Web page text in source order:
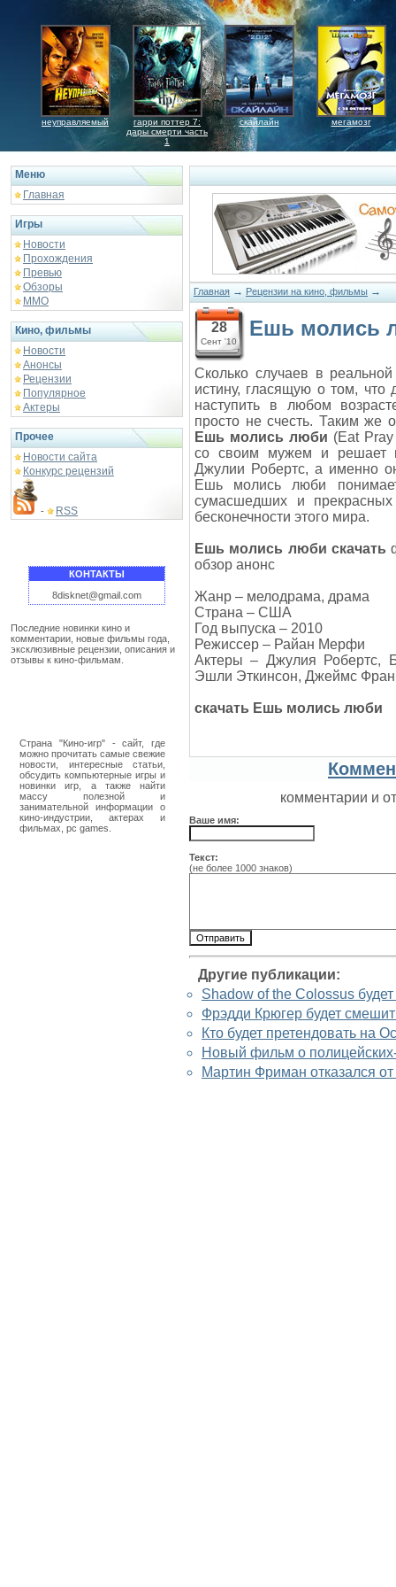
неуправляемый
гарри поттер 7:
дары смерти часть
1
скайлайн мегамозг
Меню
Главная
Игры
Новости
Прохождения
Превью
Обзоры
ММО
Кино, фильмы
Новости
Анонсы
Рецензии
Популярное
Актеры
Прочее
Новости сайта
Конкурс рецензий
- RSS
КОНТАКТЫ
8disknet@gmail.com
Последние новинки кино и
комментарии, новые фильмы года,
эксклюзивные рецензии, описания и
отзывы к кино-фильмам.
Страна "Кино-игр" - сайт, где
можно прочитать самые свежие
новости, интересные статьи,
обсудить компьютерные игры и
новинки игр, а также найти
массу полезной и
занимательной информации о
кино-индустрии, актерах и
фильмах, pc games.
Главная → Рецензии на кино, фильмы →
28
Сент '10
Ешь молись
Сколько случаев в
истину, гласящую о том,
наступить в любом
просто не счесть. Таким же
Ешь молись люби (Eat Pray
со своим мужем и решает
Джулии Робертс, а именно
Ешь молись люби
сумасшедших и
бесконечности этого мира.
Ешь молись люби скачать
обзор анонс
Жанр – мелодрама, драма
Страна – США
Год выпуска – 2010
Режиссер – Райан Мерфи
Актеры – Джулия Робертс,
Эшли Эткинсон, Джеймс
скачать Ешь молись люби
комментарии и
Ваше имя:
Текст:
(не более 1000 знаков)
Другие публикации:
Shadow of the Colossus
Фрэдди Крюгер будет
Кто будет претендовать на
Новый фильм о
Мартин Фриман отказался